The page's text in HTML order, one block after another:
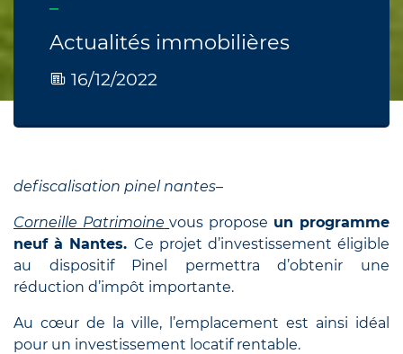
Actualités immobilières
16/12/2022
defiscalisation pinel nantes–
Corneille Patrimoine vous propose un programme
neuf à Nantes. Ce projet d’investissement éligible
au dispositif Pinel permettra d’obtenir une
réduction d’impôt importante.
Au cœur de la ville, l’emplacement est ainsi idéal
pour un investissement locatif rentable.